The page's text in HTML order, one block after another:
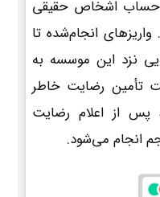
حساب اشخاص حقیقی
انجام‌شده تا
نزد این موسسه به
تأمین رضایت خاطر
پس از اعلام رضایت
انجام می‌شود.